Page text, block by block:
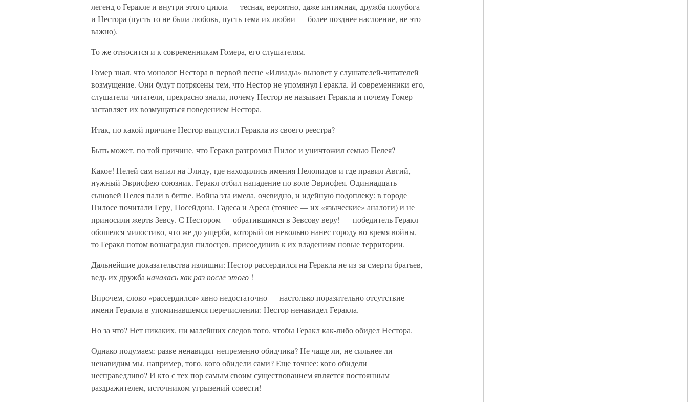
легенд о Геракле и внутри этого цикла — тесная, вероятно, даже интимная, дружба полубога
и Нестора (пусть то не была любовь, пусть тема их любви — более позднее наслоение, не это
важно).
То же относится и к современникам Гомера, его слушателям.
Гомер знал, что монолог Нестора в первой песне «Илиады» вызовет у слушателей-читателей
возмущение. Они будут потрясены тем, что Нестор не упомянул Геракла. И современники его,
слушатели-читатели, прекрасно знали, почему Нестор не называет Геракла и почему Гомер
заставляет их возмущаться поведением Нестора.
Итак, по какой причине Нестор выпустил Геракла из своего реестра?
Быть может, по той причине, что Геракл разгромил Пилос и уничтожил семью Пелея?
Какое! Пелей сам напал на Элиду, где находились имения Пелопидов и где правил Авгий,
нужный Эврисфею союзник. Геракл отбил нападение по воле Эврисфея. Одиннадцать
сыновей Пелея пали в битве. Война эта имела, очевидно, и идейную подоплеку: в городе
Пилосе почитали Геру, Посейдона, Гадеса и Ареса (точнее — их «языческие» аналоги) и не
приносили жертв Зевсу. С Нестором — обратившимся в Зевсову веру! — победитель Геракл
обошелся милостиво, что же до ущерба, который он невольно нанес городу во время войны,
то Геракл потом вознаградил пилосцев, присоединив к их владениям новые территории.
Дальнейшие доказательства излишни: Нестор рассердился на Геракла не из-за смерти братьев,
ведь их дружба началась как раз после этого !
Впрочем, слово «рассердился» явно недостаточно — настолько поразительно отсутствие
имени Геракла в упоминавшемся перечислении: Нестор ненавидел Геракла.
Но за что? Нет никаких, ни малейших следов того, чтобы Геракл как-либо обидел Нестора.
Однако подумаем: разве ненавидят непременно обидчика? Не чаще ли, не сильнее ли
ненавидим мы, например, того, кого обидели сами? Еще точнее: кого обидели
несправедливо? И кто с тех пор самым своим существованием является постоянным
раздражителем, источником угрызений совести!